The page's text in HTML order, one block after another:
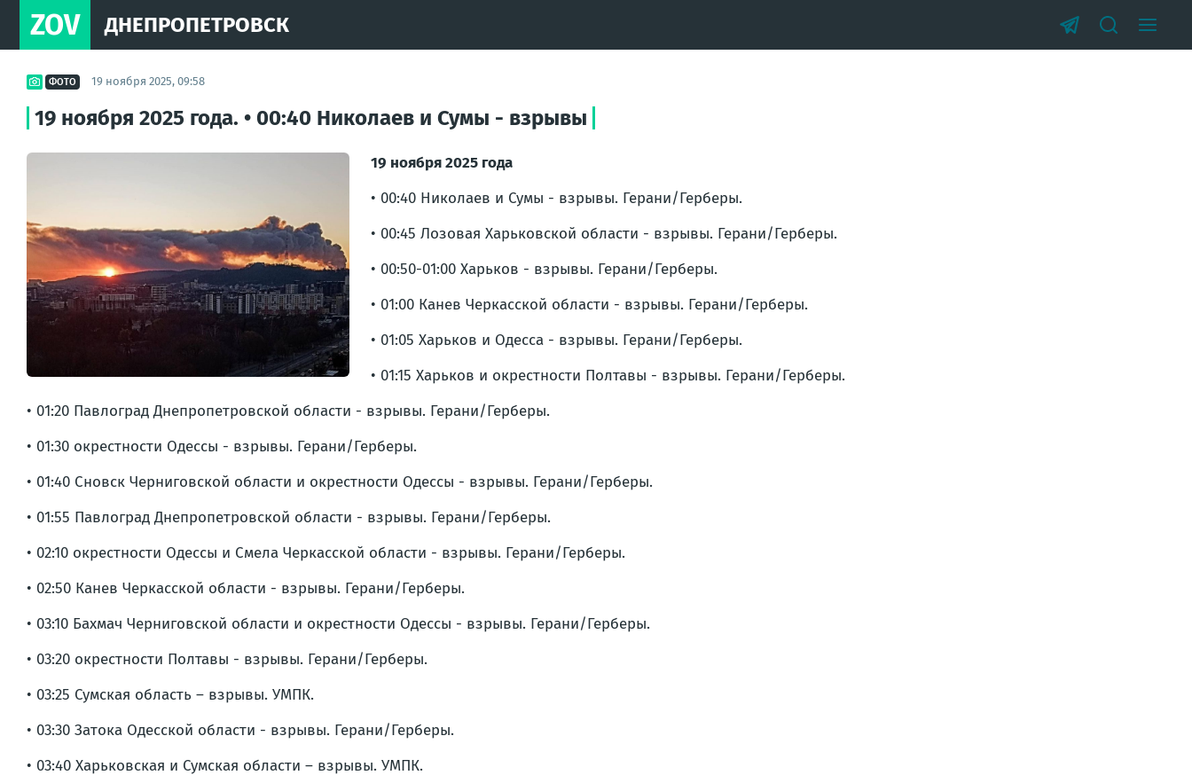
ZOV ДНЕПРОПЕТРОВСК
ФОТО 19 ноября 2025, 09:58
19 ноября 2025 года. • 00:40 Николаев и Сумы - взрывы
19 ноября 2025 года
• 00:40 Николаев и Сумы - взрывы. Герани/Герберы.
• 00:45 Лозовая Харьковской области - взрывы. Герани/Герберы.
• 00:50-01:00 Харьков - взрывы. Герани/Герберы.
• 01:00 Канев Черкасской области - взрывы. Герани/Герберы.
• 01:05 Харьков и Одесса - взрывы. Герани/Герберы.
• 01:15 Харьков и окрестности Полтавы - взрывы. Герани/Герберы.
• 01:20 Павлоград Днепропетровской области - взрывы. Герани/Герберы.
• 01:30 окрестности Одессы - взрывы. Герани/Герберы.
• 01:40 Сновск Черниговской области и окрестности Одессы - взрывы. Герани/Герберы.
• 01:55 Павлоград Днепропетровской области - взрывы. Герани/Герберы.
• 02:10 окрестности Одессы и Смела Черкасской области - взрывы. Герани/Герберы.
• 02:50 Канев Черкасской области - взрывы. Герани/Герберы.
• 03:10 Бахмач Черниговской области и окрестности Одессы - взрывы. Герани/Герберы.
• 03:20 окрестности Полтавы - взрывы. Герани/Герберы.
• 03:25 Сумская область – взрывы. УМПК.
• 03:30 Затока Одесской области - взрывы. Герани/Герберы.
• 03:40 Харьковская и Сумская области – взрывы. УМПК.